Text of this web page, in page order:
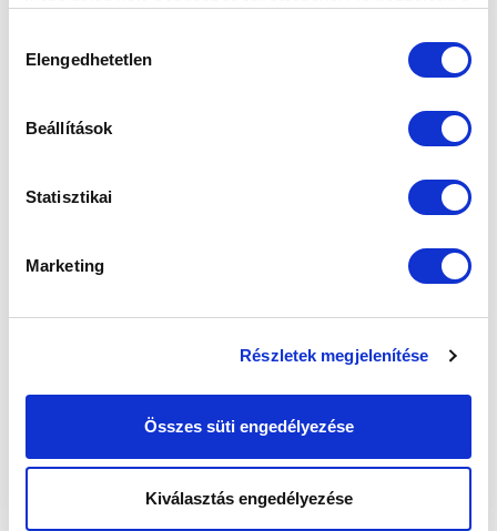
kiválasztása
Elengedhetetlen
Beállítások
Statisztikai
Marketing
Részletek megjelenítése
Összes süti engedélyezése
Kiválasztás engedélyezése
KÖVETKEZŐ MÉRKŐZÉS